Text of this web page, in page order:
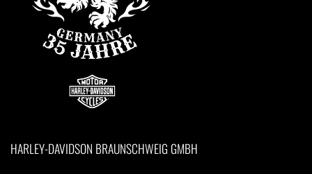
HARLEY-DAVIDSON BRAUNSCHWEIG GMBH